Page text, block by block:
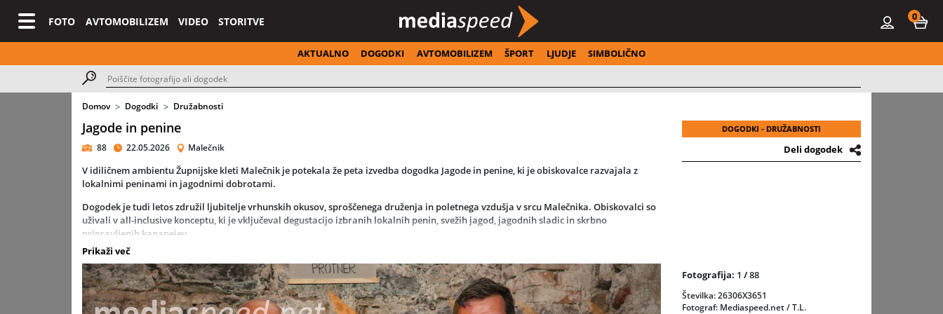
FOTO AVTOMOBILIZEM VIDEO STORITVE 0
AKTUALNO DOGODKI AVTOMOBILIZEM ŠPORT LJUDJE SIMBOLIČNO
Domov Dogodki Družabnosti
Jagode in penine
88 22.05.2026 Malečnik
V idiličnem ambientu Župnijske kleti Malečnik je potekala že peta izvedba dogodka Jagode in penine, ki je obiskovalce razvajala z
lokalnimi peninami in jagodnimi dobrotami.
Dogodek je tudi letos združil ljubitelje vrhunskih okusov, sproščenega druženja in poletnega vzdušja v srcu Malečnika. Obiskovalci so
uživali v all-inclusive konceptu, ki je vključeval degustacijo izbranih lokalnih penin, svežih jagod, jagodnih sladic in skrbno
pripravljenih kanapejev.
Za posebno glasbeno atmosfero je poskrbel Omar Naber, ki je z intimnim nastopom dodatno obogatil večer med vinogradi in
zgodovinskim ambientom Župnijske kleti.
Svoja vina in penine so predstavili lokalni vinarji Hiša Joannes Protner, Hiša vin MAK, Protner Vino-turizem, Emil vino, Matic Wines in
Vina Oskar.
Prikaži več
DOGODKI - DRUŽABNOSTI
Deli dogodek
Fotografija: 1 /88
Številka: 26306X3651
Fotograf: Mediaspeed.net / T.L.